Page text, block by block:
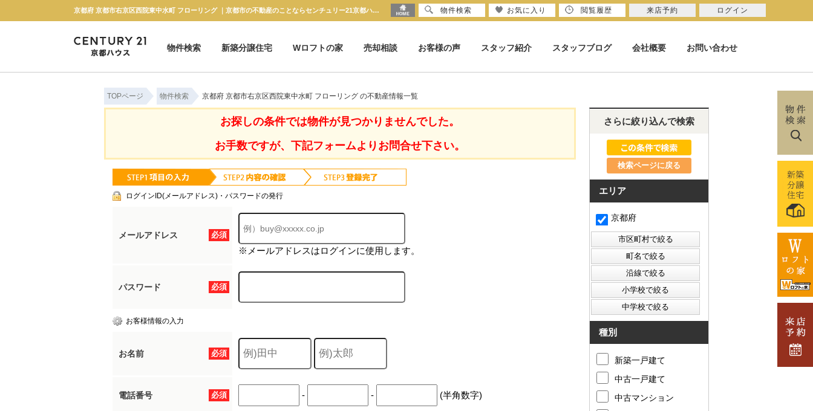
京都府 京都市右京区西院東中水町 フローリング ｜京都市の不動産のことならセンチュリー21京都ハウス
物件検索
新築分譲住宅 Wロフトの家 売却相談 お客様の声 スタッフ紹介 スタッフブログ 会社概要 お問い合わせ
TOPページ 物件検索 京都府 京都市右京区西院東中水町 フローリング の不動産情報一覧
お探しの条件では物件が見つかりませんでした。
お手数ですが、下記フォームよりお問合せ下さい。
ログインID(メールアドレス)・パスワードの発行
必須
メールアドレス
※メールアドレスはログインに使用します。
必須
パスワード
お客様情報の入力
必須
お名前
必須
電話番号 - - (半角数字)
さらに絞り込んで検索
検索ページに戻る
エリア
京都府
種別
新築一戸建て
中古一戸建て
中古マンション
物件検索 お気に入り 閲覧履歴 来店予約 ログイン